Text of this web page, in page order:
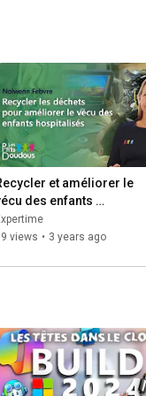
et améliorer le
des enfants
views • 3 years ago